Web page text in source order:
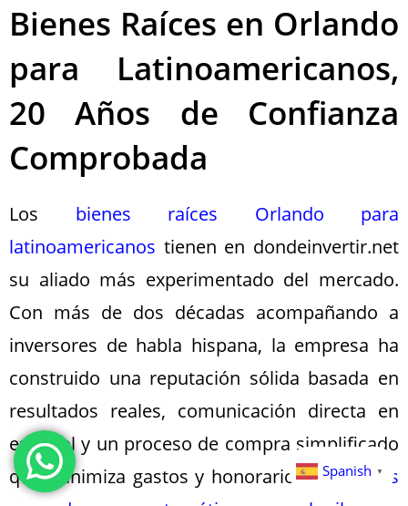
Bienes Raíces en Orlando
para Latinoamericanos,
20 Años de Confianza
Comprobada
Los bienes raíces Orlando para
latinoamericanos tienen en dondeinvertir.net
su aliado más experimentado del mercado.
Con más de dos décadas acompañando a
inversores de habla hispana, la empresa ha
construido una reputación sólida basada en
resultados reales, comunicación directa en
español y un proceso de compra simplificado
que minimiza gastos y honorarios. Lascasas
Spanish ▼